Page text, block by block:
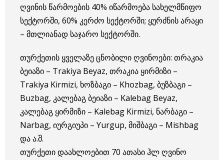
ღვინის წარმოების 40% იწარმოება სახელმწიფო
სექტორში, 60% კერძო სექტორში; ყურძნის არაყი
– მთლიანად საჯარო სექტორში.
თურქეთის ყველაზე ცნობილი ღვინოები: თრაკია
ბეიაზი – Trakiya Beyaz, თრაკია ყირმიზი –
Trakiya Kirmizi, ხოზბაგი – Khozbag, ბუზბაგი –
Buzbag, კალებაგ ბეიაზი – Kalebag Beyaz,
კალებაგ ყირმიზი – Kalebag Kirmizi, ნარბაგი –
Narbag, იურგიუპი – Yurgup, მიშბაგი – Mishbag
და ა.შ.
თურქეთი დაახლოებით 70 ათასი ჰლ ღვინო